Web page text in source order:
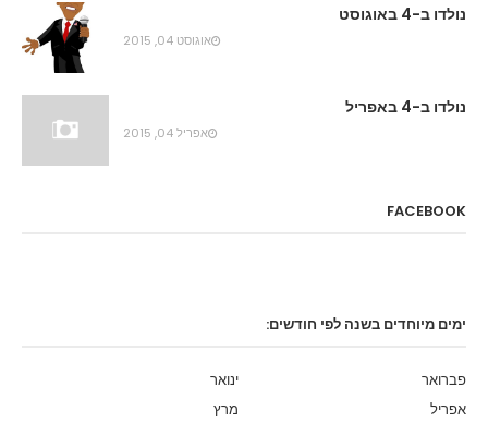
נולדו ב-4 באוגוסט
אוגוסט 04, 2015
נולדו ב-4 באפריל
אפריל 04, 2015
FACEBOOK
ימים מיוחדים בשנה לפי חודשים:
ינואר
פברואר
מרץ
אפריל